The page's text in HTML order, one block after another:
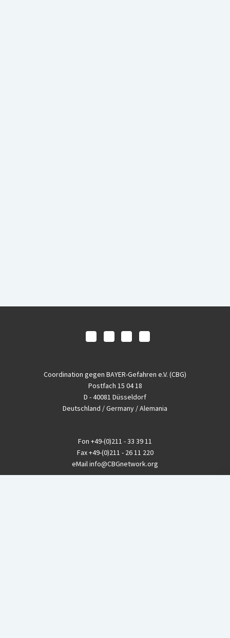
Coordination gegen BAYER-Gefahren e.V. (CBG)
Postfach 15 04 18
D - 40081 Düsseldorf
Deutschland / Germany / Alemania
Fon +49-(0)211 - 33 39 11
Fax+49-(0)211 - 26 11 220
eMailinfo@CBGnetwork.org